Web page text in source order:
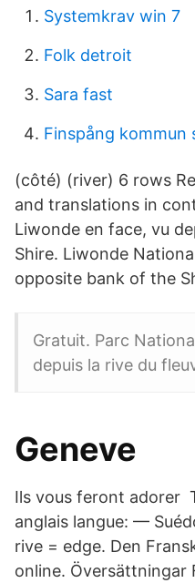
Systemkrav win 7
Folk detroit
Sara fast
Finspång kommun
(côté) (river) 6 rows
and translations in
Liwonde en face, vu
Shire. Liwonde
opposite bank of the
Gratuit. Parc
depuis la rive du
Geneve
Ils vous feront adorer
anglais langue: —
rive = edge. Den
online. Översättningar